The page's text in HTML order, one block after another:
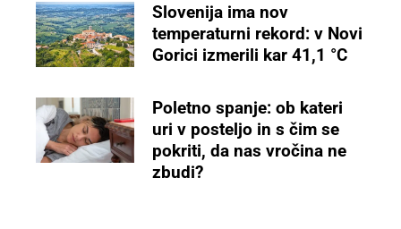
Slovenija ima nov
temperaturni rekord: v Novi
Gorici izmerili kar 41,1 °C
Poletno spanje: ob kateri
uri v posteljo in s čim se
pokriti, da nas vročina ne
zbudi?